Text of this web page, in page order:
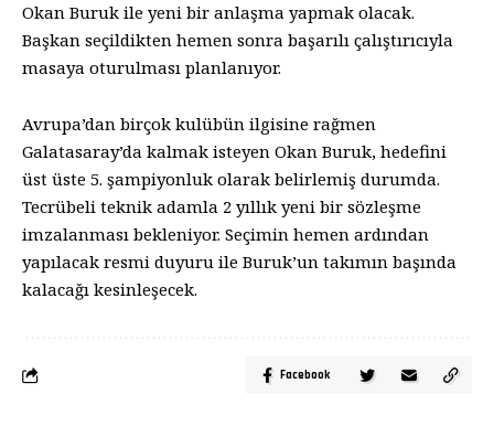
Okan Buruk ile yeni bir anlaşma yapmak olacak.
Başkan seçildikten hemen sonra başarılı çalıştırıcıyla
masaya oturulması planlanıyor.
Avrupa’dan birçok kulübün ilgisine rağmen
Galatasaray’da kalmak isteyen Okan Buruk, hedefini
üst üste 5. şampiyonluk olarak belirlemiş durumda.
Tecrübeli teknik adamla 2 yıllık yeni bir sözleşme
imzalanması bekleniyor. Seçimin hemen ardından
yapılacak resmi duyuru ile Buruk’un takımın başında
kalacağı kesinleşecek.
Facebook